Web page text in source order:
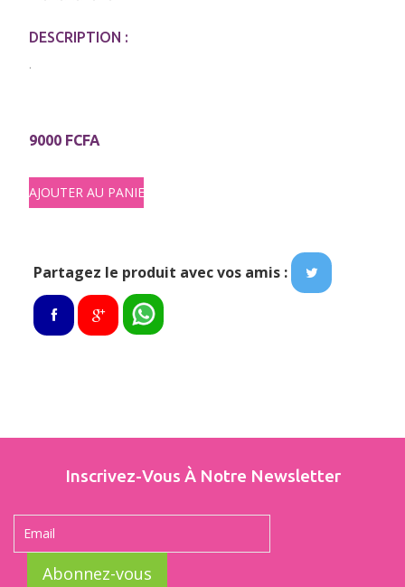
DESCRIPTION :
.
9000 FCFA
Partagez le produit avec vos amis :
Inscrivez-Vous À Notre Newsletter
Abonnez-vous